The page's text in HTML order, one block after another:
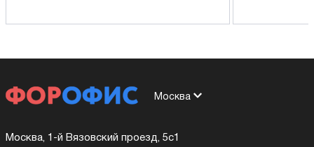
Москва
Москва, 1-й Вязовский проезд, 5с1